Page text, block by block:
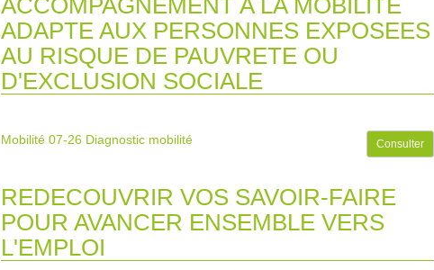
ADAPTE AUX PERSONNES EXPOSEES
AU RISQUE DE PAUVRETE OU
D'EXCLUSION SOCIALE
Mobilité 07-26 Diagnostic mobilité Consulter
REDECOUVRIR VOS SAVOIR-FAIRE
POUR AVANCER ENSEMBLE VERS
L'EMPLOI